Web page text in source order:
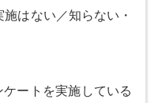
はない／知らない・
ートを実施している